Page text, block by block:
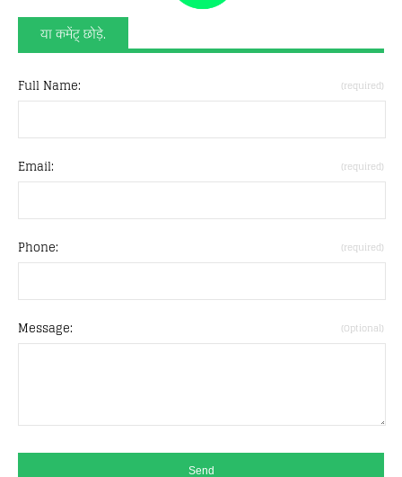
या कमेंट् छोड़े.
Full Name: (required)
Email: (required)
Phone: (required)
Message: (Optional)